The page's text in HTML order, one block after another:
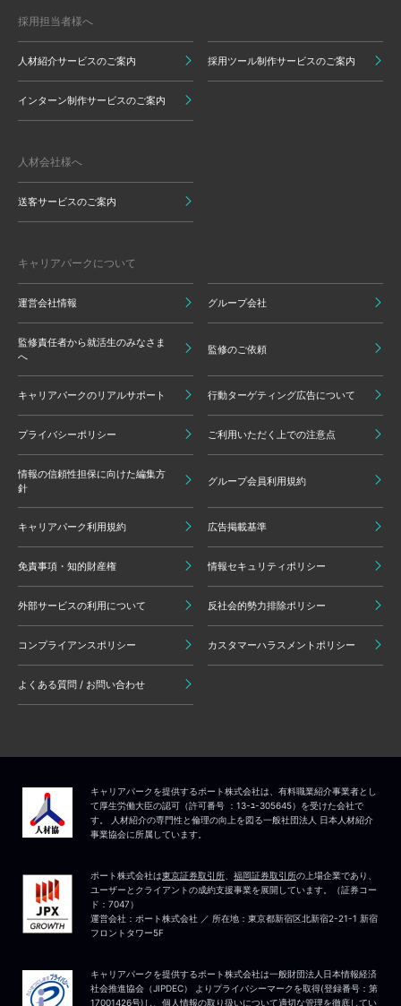
採用担当者様へ
人材紹介サービスのご案内 採用ツール制作サービスのご案内
インターン制作サービスのご案内
人材会社様へ
送客サービスのご案内
キャリアパークについて
運営会社情報 グループ会社
監修責任者から就活生のみなさま
へ
監修のご依頼
キャリアパークのリアルサポート 行動ターゲティング広告について
プライバシーポリシー ご利用いただく上での注意点
情報の信頼性担保に向けた編集方
針
グループ会員利用規約
キャリアパーク利用規約 広告掲載基準
免責事項・知的財産権 情報セキュリティポリシー
外部サービスの利用について 反社会的勢力排除ポリシー
コンプライアンスポリシー カスタマーハラスメントポリシー
よくある質問 / お問い合わせ